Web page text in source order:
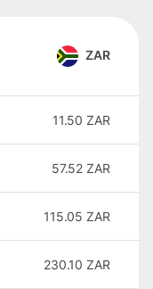
ZAR
11.50 ZAR
57.52 ZAR
115.05 ZAR
230.10 ZAR